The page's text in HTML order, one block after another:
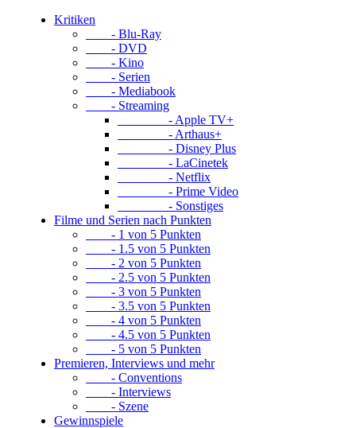
Kritiken
- Blu-Ray
- DVD
- Kino
- Serien
- Mediabook
- Streaming
- Apple TV+
- Arthaus+
- Disney Plus
- LaCinetek
- Netflix
- Prime Video
- Sonstiges
Filme und Serien nach Punkten
- 1 von 5 Punkten
- 1.5 von 5 Punkten
- 2 von 5 Punkten
- 2.5 von 5 Punkten
- 3 von 5 Punkten
- 3.5 von 5 Punkten
- 4 von 5 Punkten
- 4.5 von 5 Punkten
- 5 von 5 Punkten
Premieren, Interviews und mehr
- Conventions
- Interviews
- Szene
Gewinnspiele